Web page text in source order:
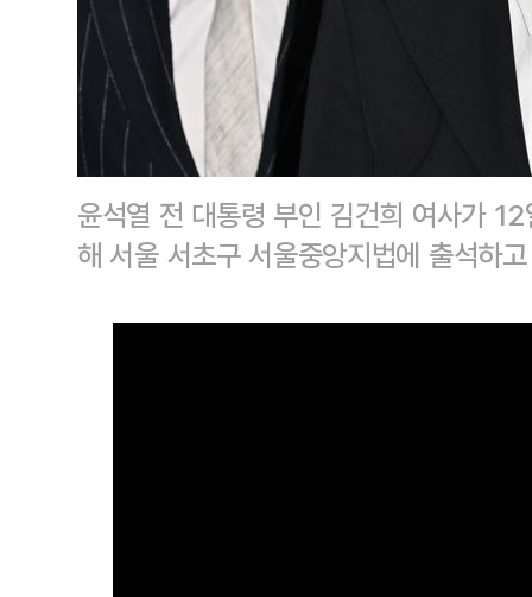
윤석열 전 대통령 부인 김건희 여사가
해 서울 서초구 서울중앙지법에 출석하